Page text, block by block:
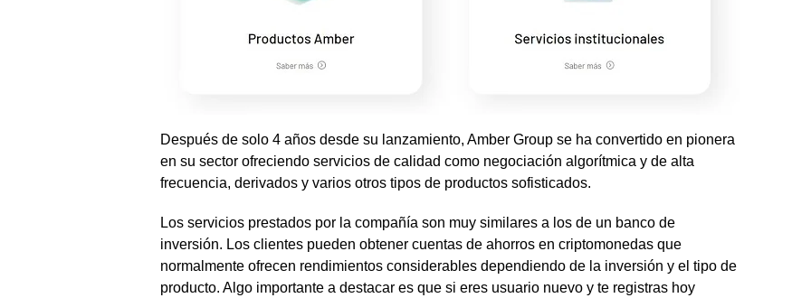
Después de solo 4 años desde su lanzamiento, Amber Group se ha convertido en pionera
en su sector ofreciendo servicios de calidad como negociación algorítmica y de alta
frecuencia, derivados y varios otros tipos de productos sofisticados.
Los servicios prestados por la compañía son muy similares a los de un banco de
inversión. Los clientes pueden obtener cuentas de ahorros en criptomonedas que
normalmente ofrecen rendimientos considerables dependiendo de la inversión y el tipo de
producto. Algo importante a destacar es que si eres usuario nuevo y te registras hoy